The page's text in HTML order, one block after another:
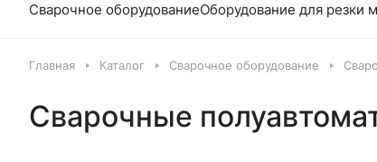
Сварочное оборудованиеОборудование для резки
Главная Каталог Сварочное оборудование
Сварочные